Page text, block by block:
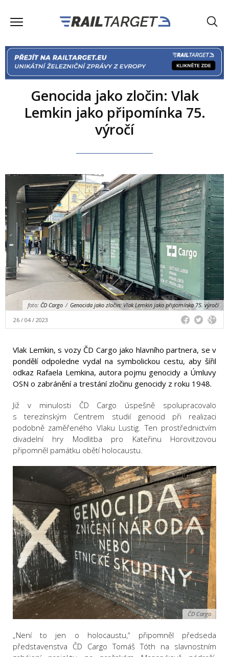
Genocida jako zločin: Vlak
Lemkin jako připomínka 75.
výročí
foto: ČD Cargo / Genocida jako zločin: Vlak Lemkin jako připomínka 75. výročí
26 / 04 / 2023
Vlak Lemkin, s vozy ČD Cargo jako hlavního partnera, se v
pondělí odpoledne vydal na symbolickou cestu, aby šířil
odkaz Rafaela Lemkina, autora pojmu genocidy a Úmluvy
OSN o zabránění a trestání zločinu genocidy z roku 1948.
Již v minulosti ČD Cargo úspešně spolupracovalo
s terezínským Centrem studií genocid při realizaci
podobně zaměřeného Vlaku Lustig.Ten prostřednictvím
divadelní hry Modlitba pro Kateřinu Horovitzovou
připomněl památku obětí holocaustu.
ČD Cargo
„Není to jen o holocaustu,“ připomněl předseda
představenstva ČD Cargo Tomáš Tóth na slavnostním